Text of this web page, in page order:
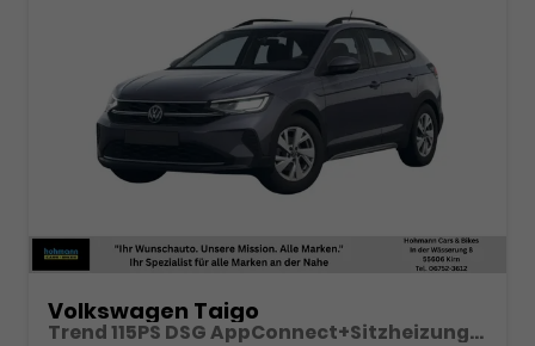
Volkswagen Taigo
Trend 115PS DSG AppConnect+Sitzheizung+PDC+Alu16+LED+DAB+FrontAssist